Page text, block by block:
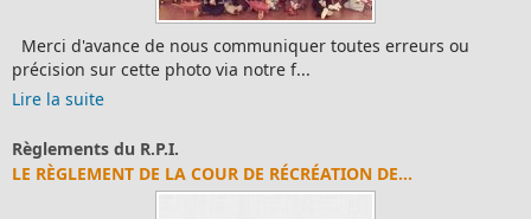
de nous communiquer toutes erreurs ou
sur cette photo via notre f...
du R.P.I.
DE LA COUR DE RÉCRÉATION DE...